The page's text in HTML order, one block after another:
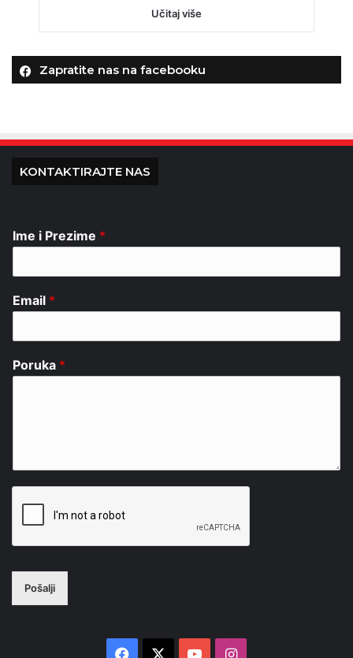
Učitaj više
Zapratite nas na facebooku
KONTAKTIRAJTE NAS
Ime i Prezime *
Email *
Poruka *
Pošalji
Facebook YouTubeInstagram